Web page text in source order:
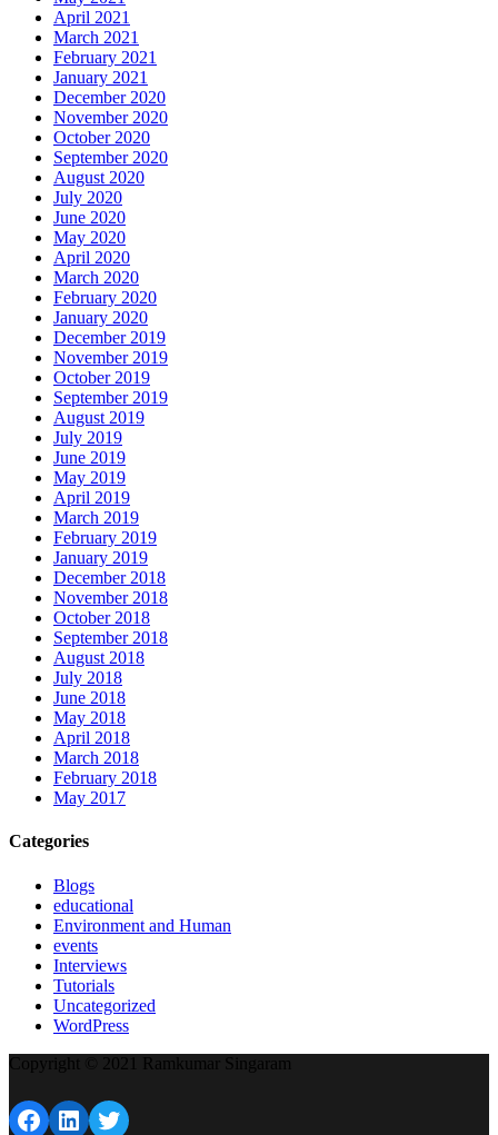
April 2021
March 2021
February 2021
January 2021
December 2020
November 2020
October 2020
September 2020
August 2020
July 2020
June 2020
May 2020
April 2020
March 2020
February 2020
January 2020
December 2019
November 2019
October 2019
September 2019
August 2019
July 2019
June 2019
May 2019
April 2019
March 2019
February 2019
January 2019
December 2018
November 2018
October 2018
September 2018
August 2018
July 2018
June 2018
May 2018
April 2018
March 2018
February 2018
May 2017
Categories
Blogs
educational
Environment and Human
events
Interviews
Tutorials
Uncategorized
WordPress
Copyright © 2021 Ramkumar Singaram
Facebook
LinkedIn
Twitter